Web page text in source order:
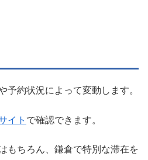
予約状況によって変動します。
イト で確認できます。
もちろん、鎌倉で特別な滞在を